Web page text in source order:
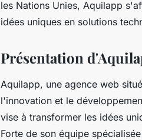
les Nations Unies, Aquilapp
idées uniques en solutions
Présentation
Aquilapp, une agence web
l'innovation et le
vise à transformer les idées
Forte de son équipe